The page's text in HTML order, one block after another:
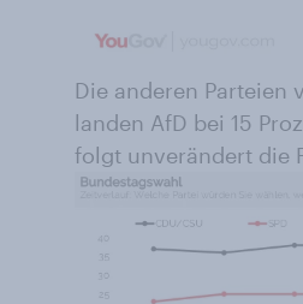
Die anderen Parteien
landen AfD bei 15
folgt unverändert die